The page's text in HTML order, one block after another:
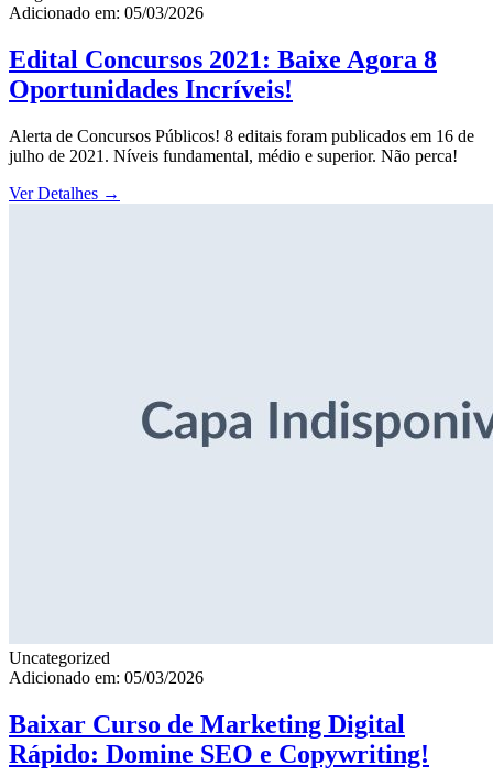
Adicionado em: 05/03/2026
Edital Concursos 2021: Baixe Agora 8
Oportunidades Incríveis!
Alerta de Concursos Públicos! 8 editais foram publicados em 16 de
julho de 2021. Níveis fundamental, médio e superior. Não perca!
Ver Detalhes →
Uncategorized
Adicionado em: 05/03/2026
Baixar Curso de Marketing Digital
Rápido: Domine SEO e Copywriting!